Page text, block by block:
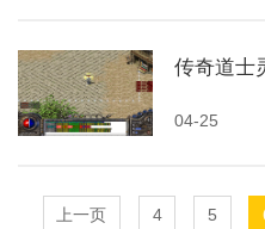
传奇道士
04-25
上一页 4 5